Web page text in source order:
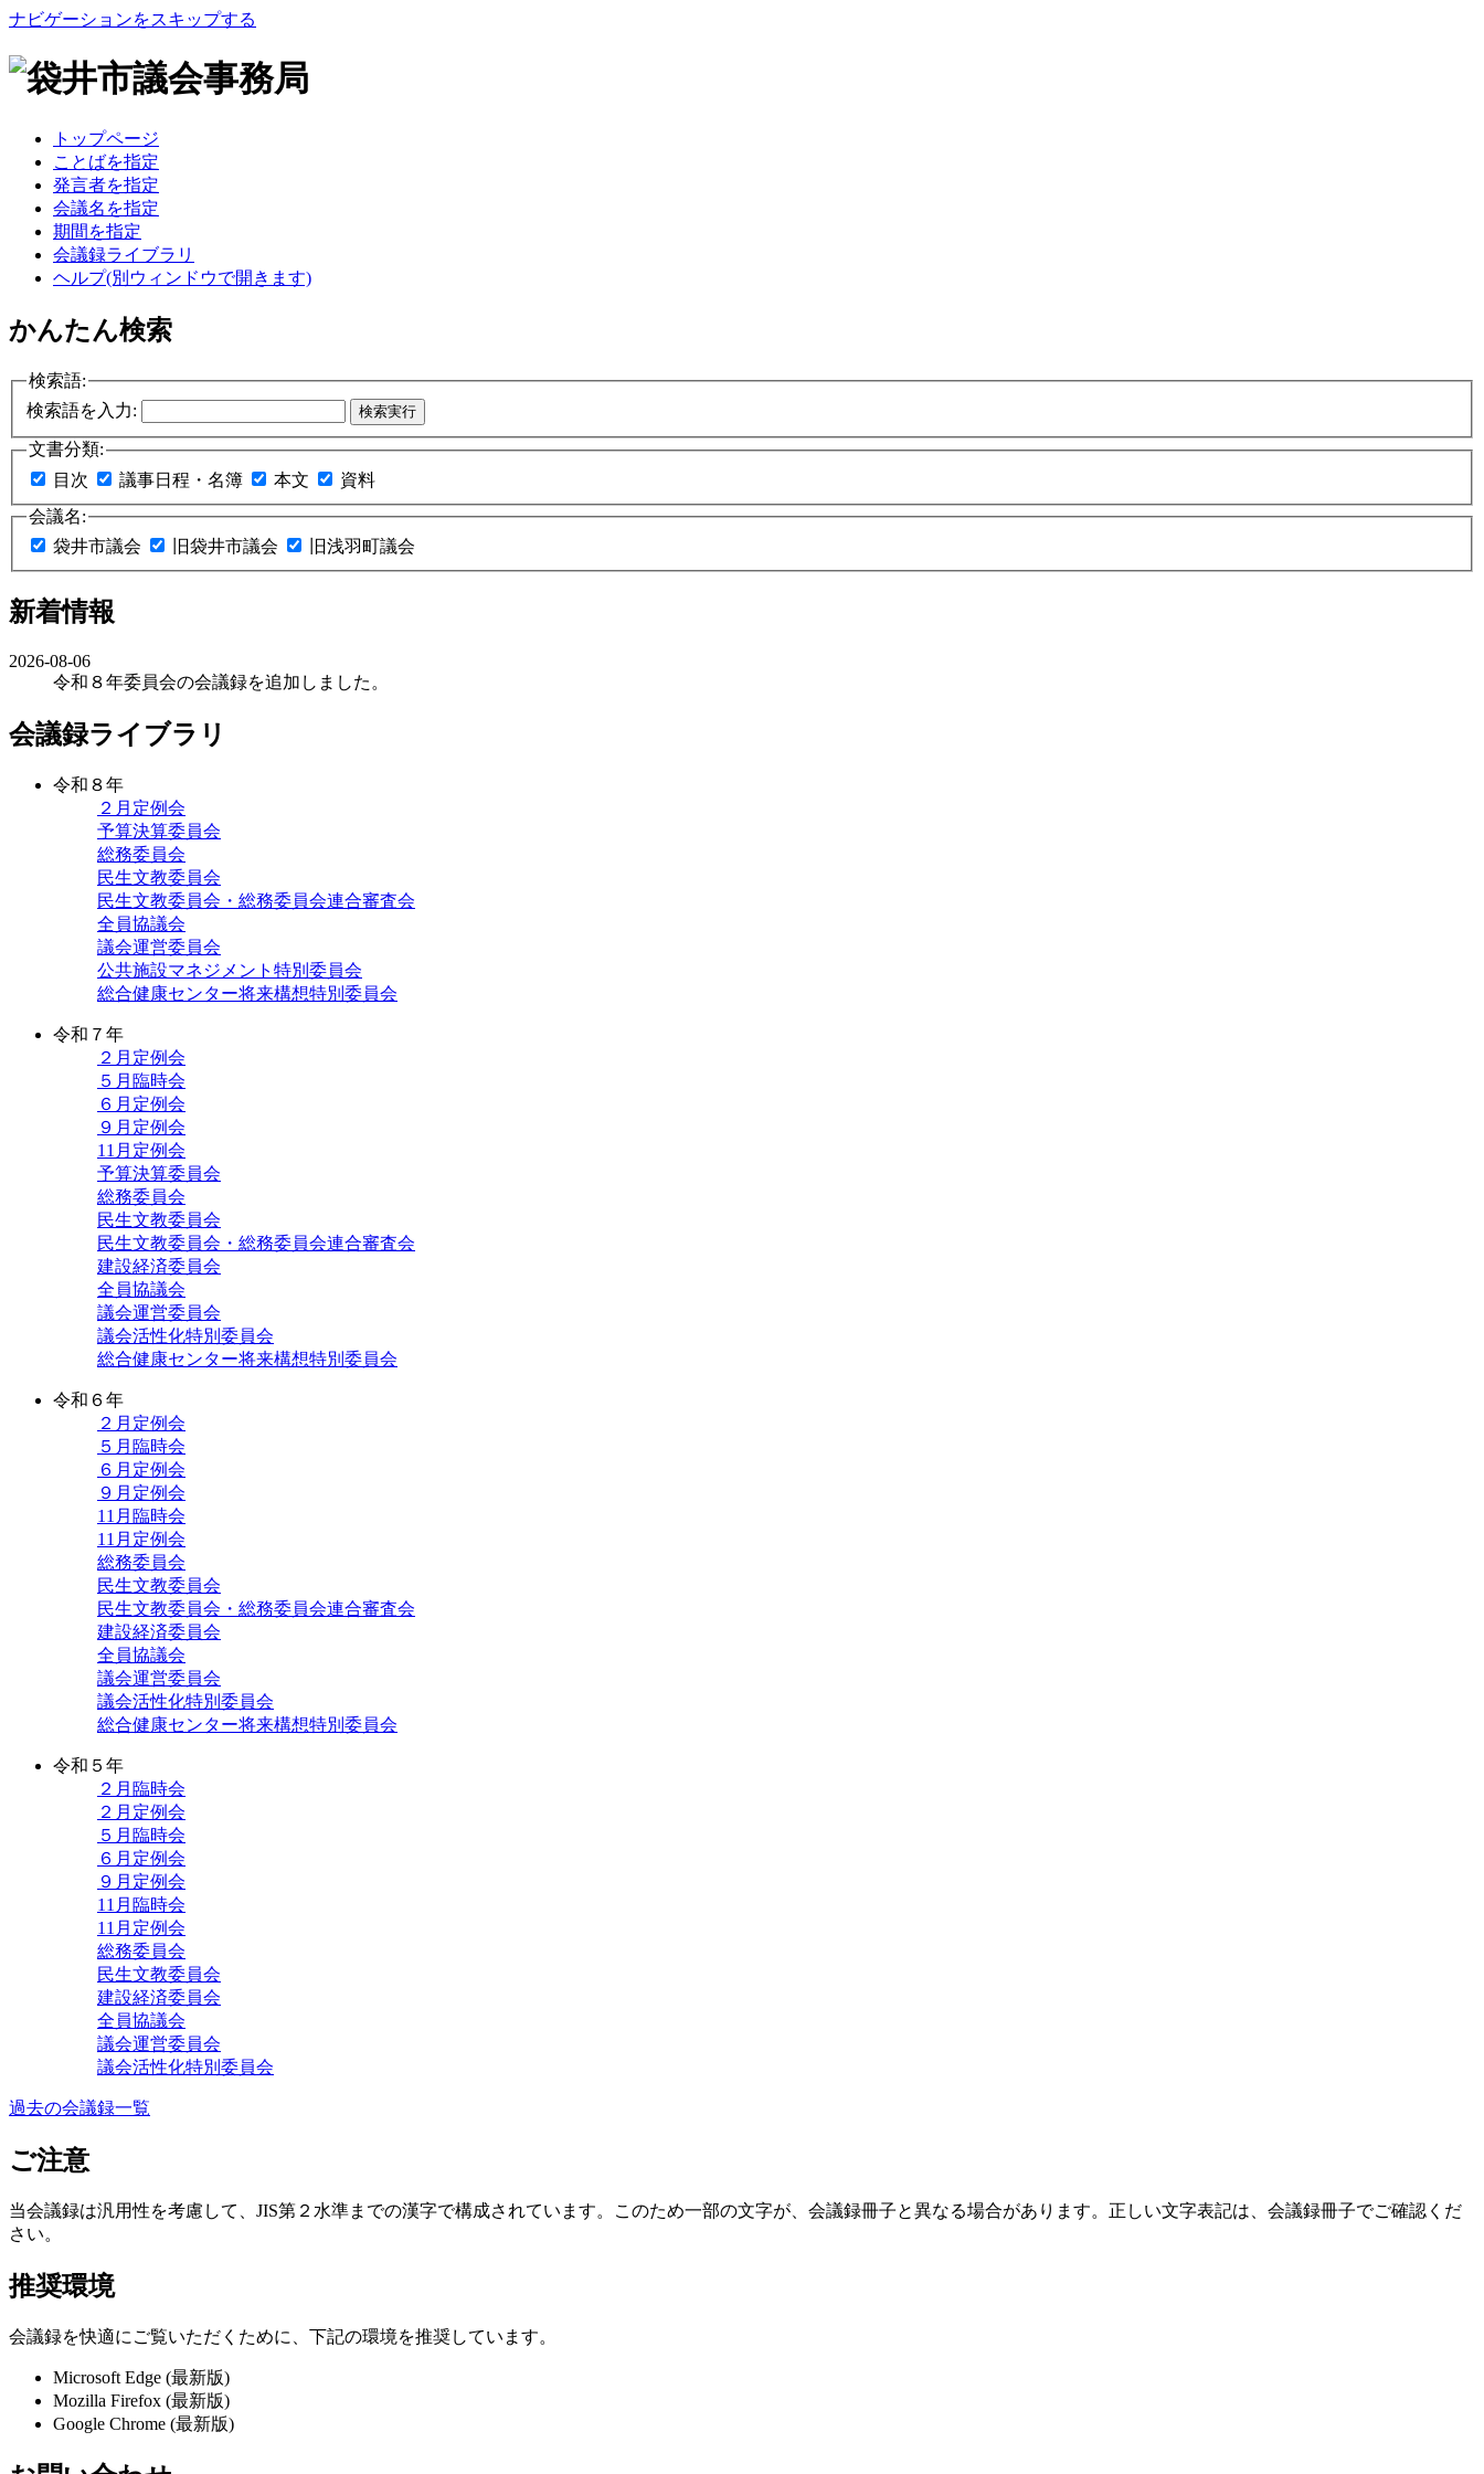
ナビゲーションをスキップする
トップページ
ことばを指定
発言者を指定
会議名を指定
期間を指定
会議録ライブラリ
ヘルプ(別ウィンドウで開きます)
かんたん検索
検索語:
検索語を入力:
検索実行
文書分類:
目次
議事日程・名簿 本文
資料
会議名:
袋井市議会
旧袋井市議会 旧浅羽町議会
新着情報
2026-08-06
令和８年委員会の会議録を追加しました。
会議録ライブラリ
令和８年
２月定例会
予算決算委員会
総務委員会
民生文教委員会
民生文教委員会・総務委員会連合審査会
全員協議会
議会運営委員会
公共施設マネジメント特別委員会
総合健康センター将来構想特別委員会
令和７年
２月定例会
５月臨時会
６月定例会
９月定例会
11月定例会
予算決算委員会
総務委員会
民生文教委員会
民生文教委員会・総務委員会連合審査会
建設経済委員会
全員協議会
議会運営委員会
議会活性化特別委員会
総合健康センター将来構想特別委員会
令和６年
２月定例会
５月臨時会
６月定例会
９月定例会
11月臨時会
11月定例会
総務委員会
民生文教委員会
民生文教委員会・総務委員会連合審査会
建設経済委員会
全員協議会
議会運営委員会
議会活性化特別委員会
総合健康センター将来構想特別委員会
令和５年
２月臨時会
２月定例会
５月臨時会
６月定例会
９月定例会
11月臨時会
11月定例会
総務委員会
民生文教委員会
建設経済委員会
全員協議会
議会運営委員会
議会活性化特別委員会
過去の会議録一覧
ご注意
当会議録は汎用性を考慮して、JIS第２水準までの漢字で構成されています。このため一部の文字が、会議録冊子と異なる場合があります。正しい文字表記は、会議録冊子でご確認くだ
さい。
推奨環境
会議録を快適にご覧いただくために、下記の環境を推奨しています。
Microsoft Edge (最新版)
Mozilla Firefox (最新版)
Google Chrome (最新版)